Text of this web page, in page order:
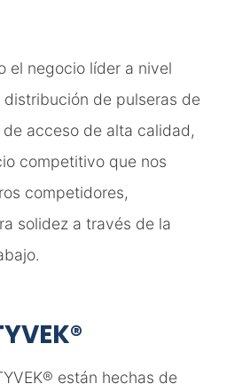
el negocio líder a nivel
de pulseras de
acceso de alta calidad,
competitivo que nos
competidores,
solidez a través de la
están hechas de